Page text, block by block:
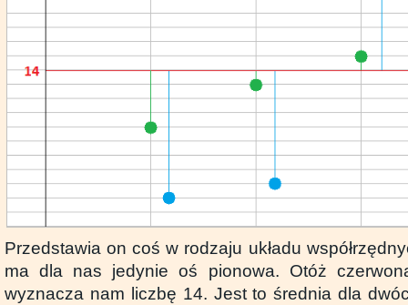
Przedstawia on coś w rodzaju układu
ma dla nas jedynie oś pionowa. Otóż
wyznacza nam liczbę 14. Jest to średnia dla